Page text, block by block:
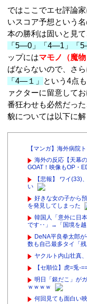
ではここでエセ評論
いスコア予想という
本の勝利は固いと見
「5―0」「4―1」「
ップにはマモノ（魔
ばならないので、さら
「4―１」
という4点
ァクターに留意して
番狂わせも必然だっ
貌については以下に解
【マンガ】海外病院
海外の反応【天幕
GOAT！映像もOP・
【悲報】 ワイ(33)
い
好きな女の子から
を発見してしまった
韓国人「意外に日
です‥」→「国境を越
DeNA平良拳太郎
数も自己最多タイ「
ヤクルト内山壮真
【セ順位】虎=兎-
明日「銀だこ」が
ｗｗｗｗ
何回見ても面白い